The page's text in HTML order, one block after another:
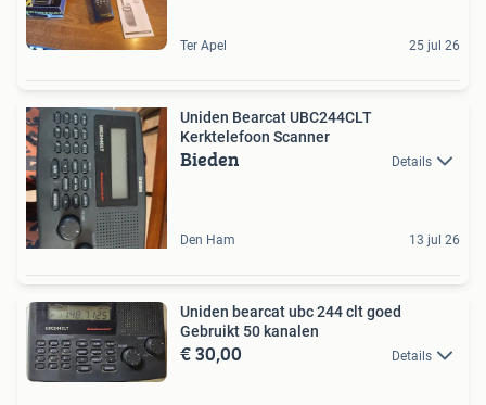
Ter Apel 25 jul 26
Uniden Bearcat UBC244CLT
Kerktelefoon Scanner
Bieden Details
Den Ham 13 jul 26
Uniden bearcat ubc 244 clt goed
Gebruikt 50 kanalen
€ 30,00 Details